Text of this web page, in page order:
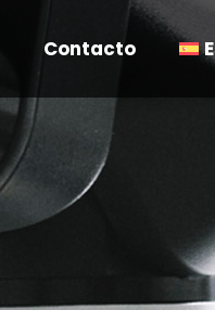
Contacto